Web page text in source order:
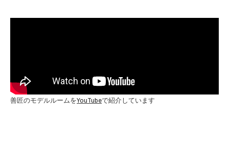
善匠のモデルルームをYouTubeで紹介しています